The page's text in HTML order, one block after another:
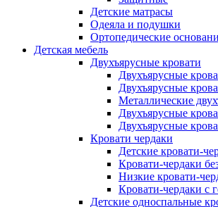
Детские матрасы
Одеяла и подушки
Ортопедические
Детская мебель
Двухъярусные кровати
Двухъярусные
Двухъярусные
Металлические
Двухъярусные
Двухъярусные
Кровати чердаки
Детские кровати-
Кровати-чердаки
Низкие кровати-
Кровати-чердаки с
Детские односпальные